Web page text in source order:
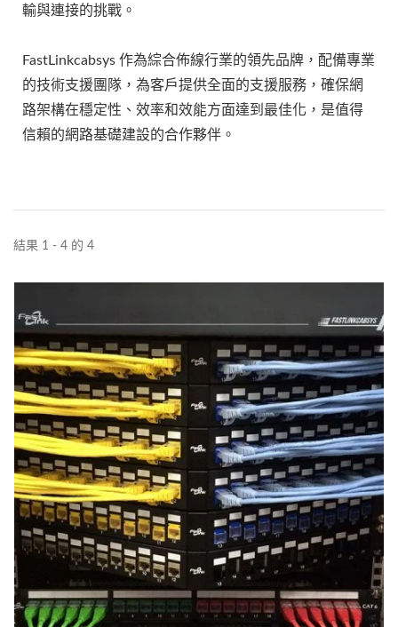
輸與連接的挑戰。
FastLinkcabsys 作為綜合佈線行業的領先品牌，配備專業
的技術支援團隊，為客戶提供全面的支援服務，確保網
路架構在穩定性、效率和效能方面達到最佳化，是值得
信賴的網路基礎建設的合作夥伴。
結果 1 - 4 的 4